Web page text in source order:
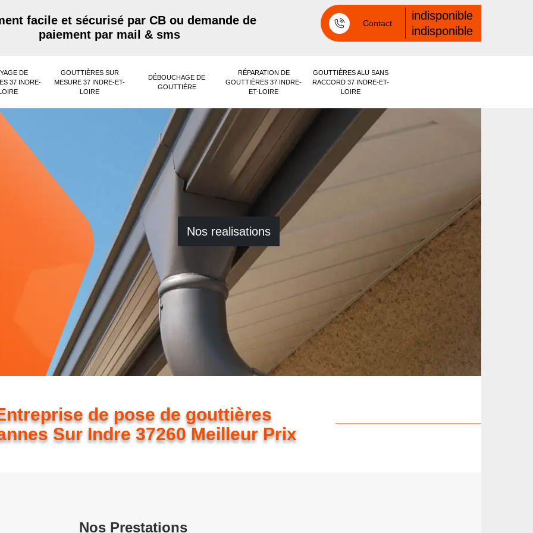
facile et sécurisé par CB ou demande de
paiement par mail & sms
Contact
indisponible
indisponible
DE
37 INDRE-
GOUTTIÈRES SUR
MESURE 37 INDRE-ET-
LOIRE
DÉBOUCHAGE DE
GOUTTIÈRE
RÉPARATION DE
GOUTTIÈRES 37 INDRE-
ET-LOIRE
GOUTTIÈRES ALU SANS
RACCORD 37 INDRE-ET-
LOIRE
Nos realisations
de pose de gouttières
Sur Indre 37260 Meilleur Prix
Nos Prestations